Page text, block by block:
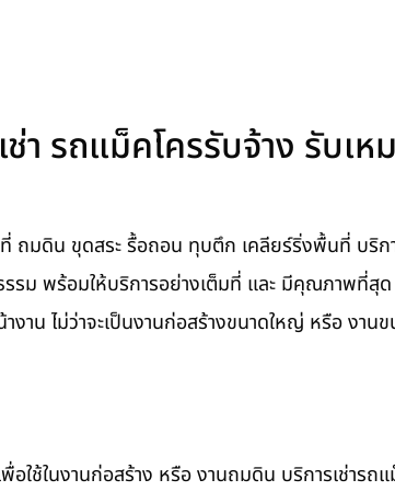
า รถแม็คโครรับจ้าง รับเห
ที่ ถมดิน ขุดสระ รื้อถอน ทุบตึก เคลียร์ริ่งพื้นที่ บริ
รม พร้อมให้บริการอย่างเต็มที่ และ มีคุณภาพที่สุด
าน ไม่ว่าจะเป็นงานก่อสร้างขนาดใหญ่ หรือ งานข
อใช้ในงานก่อสร้าง หรือ งานถมดิน บริการเช่ารถ